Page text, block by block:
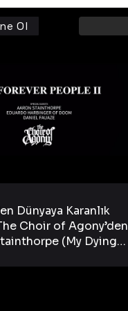
Ol
Dünyaya Karanlık
Choir of Agony’den
(My Dying